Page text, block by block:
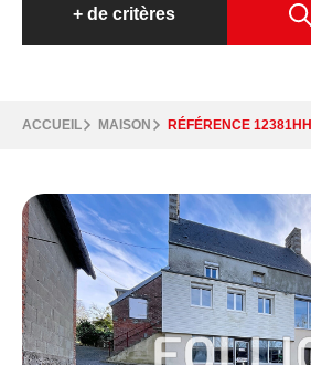
+ de critères
ACCUEIL MAISON RÉFÉRENCE 12381HH